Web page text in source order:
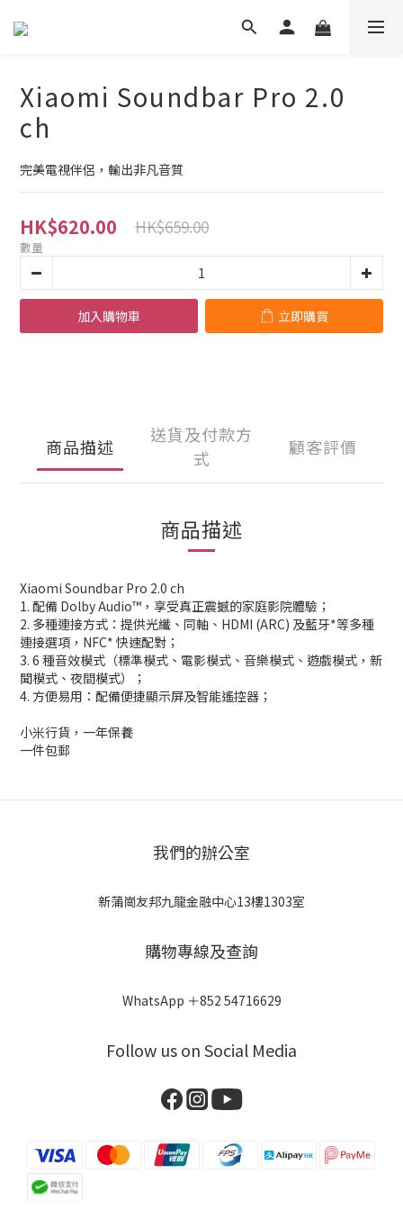
Xiaomi Soundbar Pro 2.0
ch
完美電視伴侶，輸出非凡音質
HK$620.00 HK$659.00
數量
加入購物車 立即購買
商品描述
送貨及付款方
式
顧客評價
商品描述
Xiaomi Soundbar Pro 2.0 ch
1. 配備 Dolby Audio™，享受真正震撼的家庭影院體驗；
2. 多種連接方式：提供光纖、同軸、HDMI (ARC) 及藍牙*等多種
連接選項，NFC* 快速配對；
3. 6 種音效模式（標準模式、電影模式、音樂模式、遊戲模式，新
聞模式、夜間模式）；
4. 方便易用：配備便捷顯示屏及智能遙控器；
小米行貨，一年保養
一件包郵
我們的辦公室
新蒲崗友邦九龍金融中心13樓1303室
購物專線及查詢
WhatsApp ＋852 54716629
Follow us on Social Media